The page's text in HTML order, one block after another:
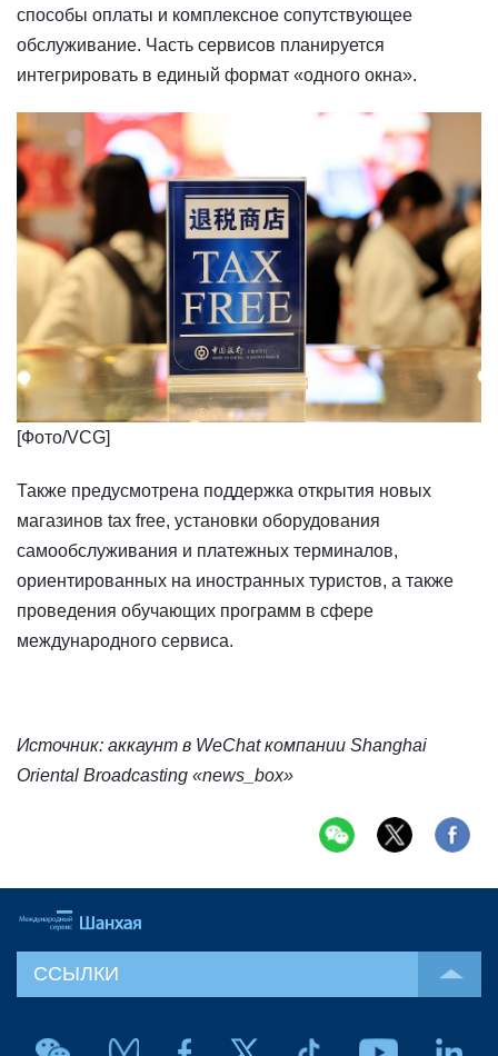
способы оплаты и комплексное сопутствующее
обслуживание. Часть сервисов планируется
интегрировать в единый формат «одного окна».
​​[Фото/VCG]
Также предусмотрена поддержка открытия новых
магазинов tax free, установки оборудования
самообслуживания и платежных терминалов,
ориентированных на иностранных туристов, а также
проведения обучающих программ в сфере
международного сервиса.
Источник: аккаунт в WeChat компании Shanghai
Oriental Broadcasting «news_box»
ССЫЛКИ